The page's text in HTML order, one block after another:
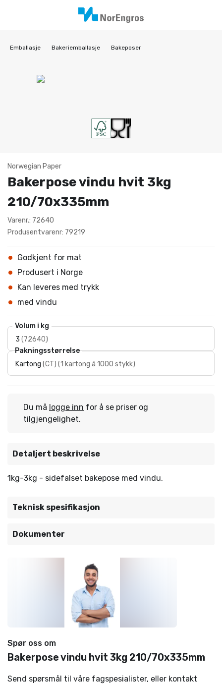
Emballasje Bakeriemballasje Bakeposer
Norwegian Paper
Bakerpose vindu hvit 3kg
210/70x335mm
Varenr.: 72640
Produsentvarenr: 79219
Godkjent for mat
Produsert i Norge
Kan leveres med trykk
med vindu
Volum i kg
3 (72640)
Pakningsstørrelse
Kartong (CT) (1 kartong á 1000 stykk)
Du må logge inn for å se priser og
tilgjengelighet.
Detaljert beskrivelse
1kg-3kg - sidefalset bakepose med vindu.
Teknisk spesifikasjon
Dokumenter
Spør oss om
Bakerpose vindu hvit 3kg 210/70x335mm
Send spørsmål til våre fagspesialister, eller kontakt